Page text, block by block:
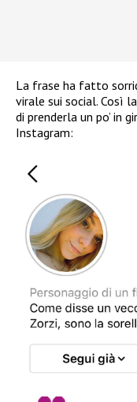
La frase ha fatto
virale sui social. Così
di prenderla un po’ in
Instagram: